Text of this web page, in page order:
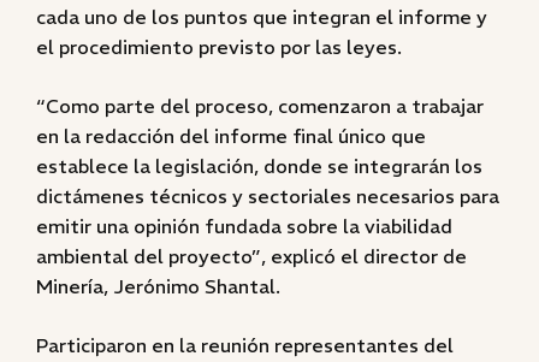
cada uno de los puntos que integran el informe y
el procedimiento previsto por las leyes.
“Como parte del proceso, comenzaron a trabajar
en la redacción del informe final único que
establece la legislación, donde se integrarán los
dictámenes técnicos y sectoriales necesarios para
emitir una opinión fundada sobre la viabilidad
ambiental del proyecto”, explicó el director de
Minería, Jerónimo Shantal.
Participaron en la reunión representantes del